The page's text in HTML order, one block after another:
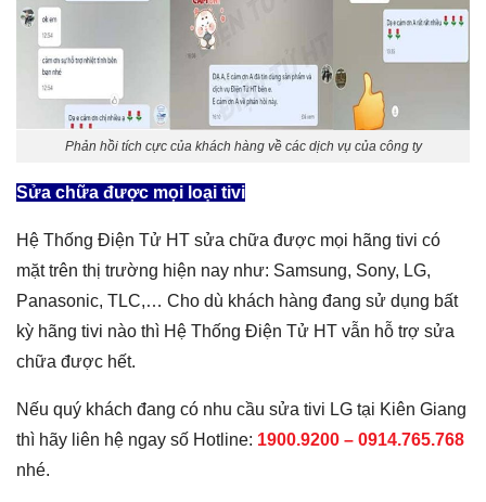
Phản hồi tích cực của khách hàng về các dịch vụ của công ty
Sửa chữa được mọi loại tivi
Hệ Thống Điện Tử HT sửa chữa được mọi hãng tivi có
mặt trên thị trường hiện nay như: Samsung, Sony, LG,
Panasonic, TLC,… Cho dù khách hàng đang sử dụng bất
kỳ hãng tivi nào thì Hệ Thống Điện Tử HT vẫn hỗ trợ sửa
chữa được hết.
Nếu quý khách đang có nhu cầu sửa tivi LG tại Kiên Giang
thì hãy liên hệ ngay số Hotline: 1900.9200 – 0914.765.768
nhé.